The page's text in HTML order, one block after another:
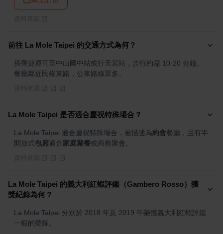
前往 La Mole Taipei 的交通方式為何？
搭乘捷運可至中山國中站或行天宮站，步行約需 10-20 分鐘。
餐廳鄰近民權東路，公車路線眾多。
La Mole Taipei 是否適合慶祝特殊場合？
La Mole Taipei 適合慶祝特殊場合，被描述為約會餐廳，且有半
開放式包廂適合家庭聚餐或商務聚會。
La Mole Taipei 的義大利紅蝦評鑑（Gambero Rosso）獲
獎紀錄為何？
La Mole Taipei 分別於 2018 年及 2019 年榮獲義大利紅蝦評鑑
一蝦的榮耀。